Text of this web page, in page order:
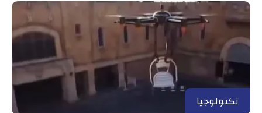
تكنولوجيا